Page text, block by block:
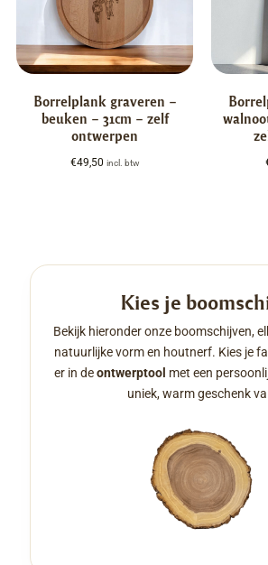
Borrelplank graveren –
beuken – 31cm – zelf
ontwerpen
€49,50 incl. btw
Kies je
Bekijk hieronder onze boomschijven,
natuurlijke vorm en houtnerf. Kies je
er in deontwerptool met een
uniek, warm geschenk